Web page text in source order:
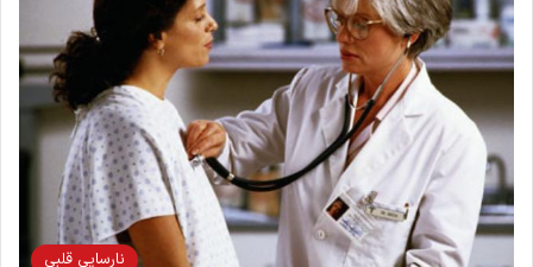
نارسايي قلبي